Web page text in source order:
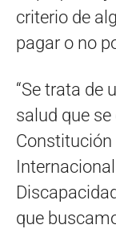
criterio de
pagar o no
“Se trata de
salud que
Constitución
que